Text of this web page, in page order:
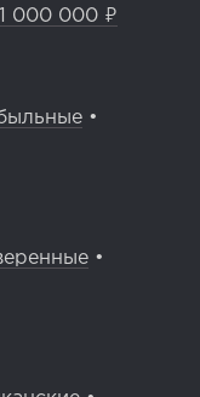
000 000 ₽
•
•